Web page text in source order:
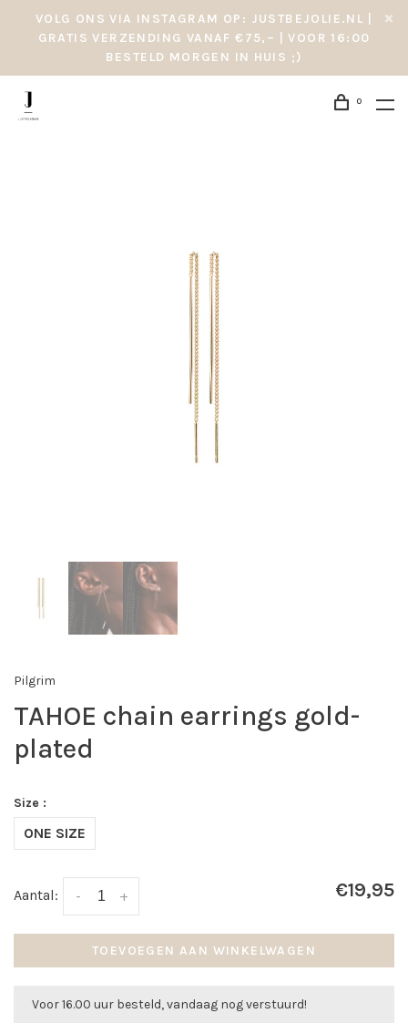
VOLG ONS VIA INSTAGRAM OP: JUSTBEJOLIE.NL |
GRATIS VERZENDING VANAF €75,– | VOOR 16:00
BESTELD MORGEN IN HUIS ;)
0
Pilgrim
TAHOE chain earrings gold-
plated
Size :
ONE SIZE
Aantal: +
- €19,95
TOEVOEGEN AAN WINKELWAGEN
Voor 16.00 uur besteld, vandaag nog verstuurd!